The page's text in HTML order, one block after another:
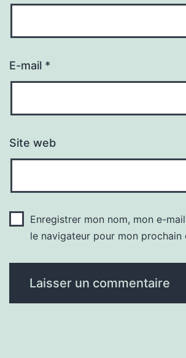
E-mail *
Site web
Enregistrer mon nom, mon e-
le navigateur pour mon prochain